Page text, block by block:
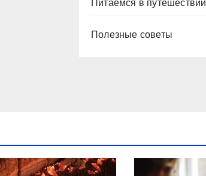
Питаемся в путешествии
Полезные советы